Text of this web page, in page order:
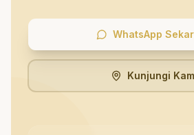
WhatsApp
Kunjungi